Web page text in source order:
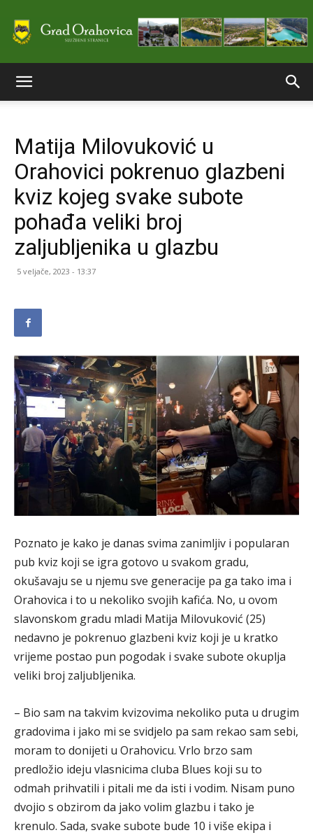
stranice
Grada
Matija Milovuković u
Orahovici pokrenuo glazbeni
kviz kojeg svake subote
pohađa veliki broj
zaljubljenika u glazbu
5 veljače, 2023 - 13:37
Poznato je kako je danas svima zanimljiv i popularan
pub kviz koji se igra gotovo u svakom gradu,
okušavaju se u njemu sve generacije pa ga tako ima i
Orahovica i to u nekoliko svojih kafića. No, u ovom
slavonskom gradu mladi Matija Milovuković (25)
nedavno je pokrenuo glazbeni kviz koji je u kratko
vrijeme postao pun pogodak i svake subote okuplja
veliki broj zaljubljenika.
– Bio sam na takvim kvizovima nekoliko puta u drugim
gradovima i jako mi se svidjelo pa sam rekao sam sebi,
moram to donijeti u Orahovicu. Vrlo brzo sam
predložio ideju vlasnicima cluba Blues koji su to
odmah prihvatili i pitali me da isti i vodim. Nisam puno
dvojio s obzirom da jako volim glazbu i tako je
krenulo. Sada, svake subote bude 10 i više ekipa i